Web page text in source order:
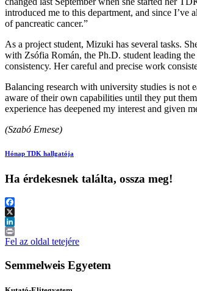
introduced me to this department, and since
of pancreatic cancer.”
As a project student, Mizuki has several tasks.
with Zsófia Román, the Ph.D. student leading
consistency. Her careful and precise work
Balancing research with university studies is not
aware of their own capabilities until they put
experience has deepened my interest and given
(Szabó Emese)
Hónap TDK hallgatója
Ha érdekesnek találta, ossza meg!
Facebook
X
LinkedIn
Print
Fel az oldal tetejére
Semmelweis Egyetem